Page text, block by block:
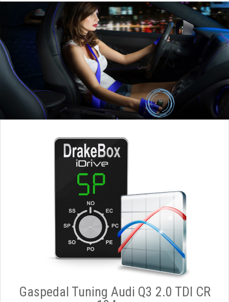
Gaspedal Tuning Audi Q3 2.0 TDI CR